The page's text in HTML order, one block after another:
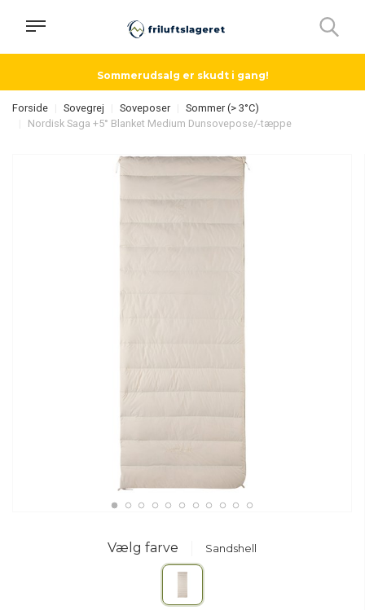
Sommerudsalg er skudt i gang!
Forside Sovegrej Soveposer
Sommer (> 3°C)
Nordisk Saga +5° Blanket Medium Dunsovepose/-tæppe
Vælg farve Sandshell